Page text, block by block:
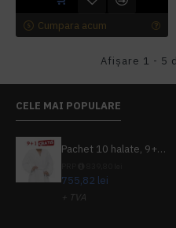
Cumpara acum
Afişare 1 - 5
CELE MAI POPULARE
Pachet 10 halate, 9+1 gratuit
755,82 lei
+ TVA